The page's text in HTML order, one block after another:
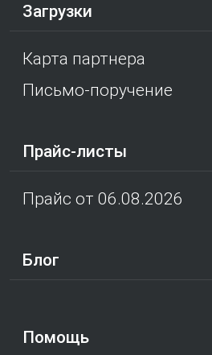
Загрузки
Карта партнера
Письмо-поручение
Прайс-листы
Прайс от 06.08.2026
Блог
Помощь